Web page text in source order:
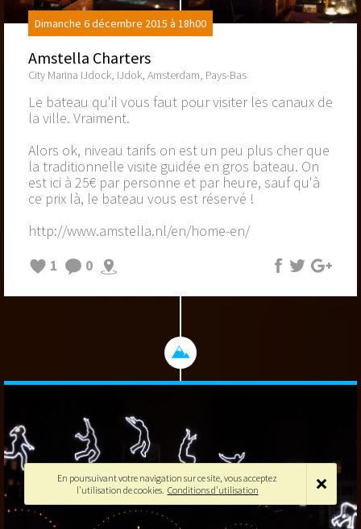
Dimanche 6 décembre 2015 à 18h00
Amstella Charters
City Marina IJdock, IJdok, Amsterdam, Pays-Bas
Le bateau qu'il vous faut pour visiter les canaux de
la ville. Vraiment.
Alors ok, niveau tarifs on est un peu plus cher que
la traditionnelle visite guidée en gros bateau. On
est ici à 25€ par personne et par heure, sauf qu'à
ce prix là, le bateau vous est réservé !
http://www.amstella.nl/en/home-en/
1
0
En poursuivant votre navigation sur ce site, vous acceptez
l'utilisation de cookies. Conditions d'utilisation